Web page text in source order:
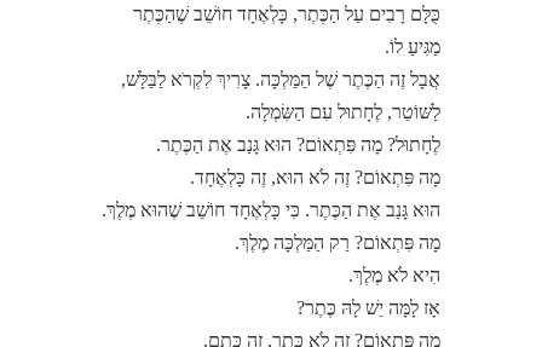
כֻּלָּם רָבִים עַל הַכֶּתֶר, כָּלְאֶחָד חוֹשֵׁב שֶׁהַכֶּתֶר
מַגִּיעַ לוֹ.
אֲבָל זֶה הַכֶּתֶר שֶׁל הַמַּלְכָּה. צָרִיךְ לִקְרֹא לַבַּלָּשׁ,
לַשּׁוֹטֵר, לֶחָתוּל עִם הַשִּׂמְלָה.
לֶחָתוּל? מָה פִּתְאוֹם? הוּא גָּנַב אֶת הַכֶּתֶר.
מָה פִּתְאוֹם? זֶה לֹא הוּא, זֶה כָּלְאֶחָד.
הוּא גָּנַב אֶת הַכֶּתֶר. כִּי כָּלְאֶחָד חוֹשֵׁב שֶׁהוּא מֶלֶךְ.
מָה פִּתְאוֹם? רַק הַמַּלְכָּה מֶלֶךְ.
הִיא לֹא מֶלֶךְ.
אָז לָמָּה יֵשׁ לָהּ כֶּתֶר?
מָה פִּתְאוֹם? זֶה לֹא כֶּתֶר, זֶה כֶּתֶם.